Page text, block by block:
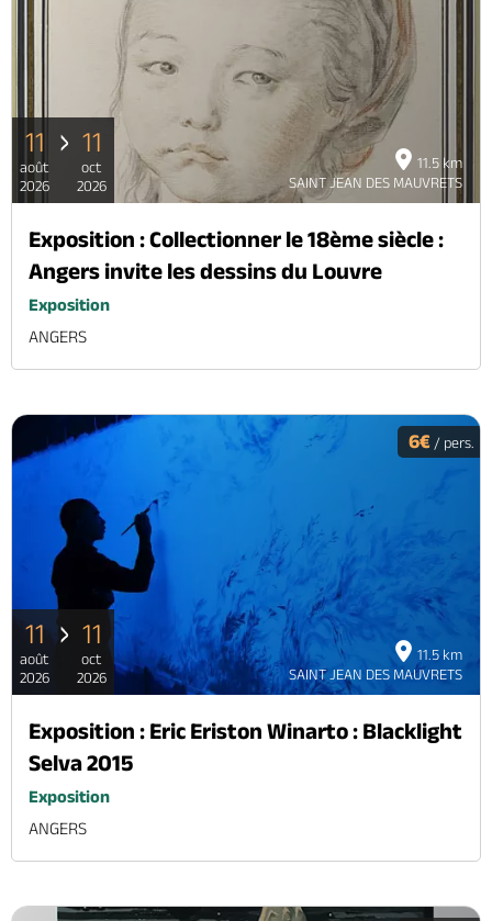
11.5 km
SAINT JEAN DES MAUVRETS
11
août
2026
11
oct
2026
Exposition : Collectionner le 18ème siècle :
Angers invite les dessins du Louvre
Exposition
ANGERS
11.5 km
SAINT JEAN DES MAUVRETS
6€ / pers.
11
août
2026
11
oct
2026
Exposition : Eric Eriston Winarto : Blacklight
Selva 2015
Exposition
ANGERS